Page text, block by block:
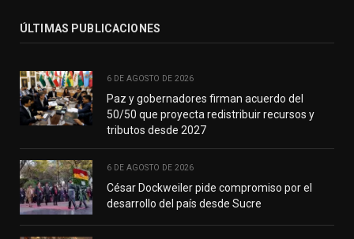
ÚLTIMAS PUBLICACIONES
6 DE AGOSTO DE 2026
Paz y gobernadores firman acuerdo del
50/50 que proyecta redistribuir recursos y
tributos desde 2027
6 DE AGOSTO DE 2026
César Dockweiler pide compromiso por el
desarrollo del país desde Sucre